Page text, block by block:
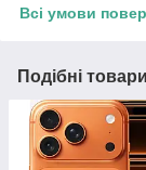
Всі умови
Подібні